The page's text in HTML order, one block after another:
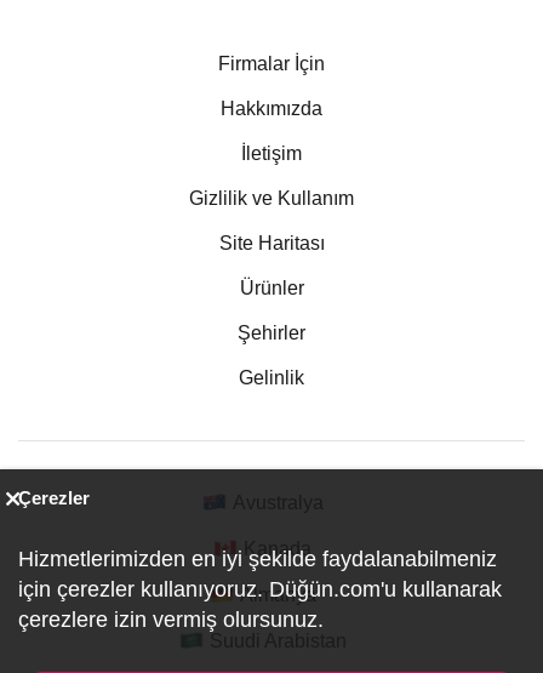
Firmalar İçin
Hakkımızda
İletişim
Gizlilik ve Kullanım
Site Haritası
Ürünler
Şehirler
Gelinlik
Kanada
Almanya
Çerezler
Hizmetlerimizden en iyi şekilde faydalanabilmeniz
için çerezler kullanıyoruz. Düğün.com'u kullanarak
çerezlere izin vermiş olursunuz.